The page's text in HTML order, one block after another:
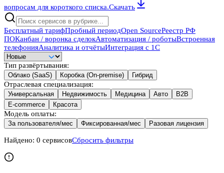
вопросам для короткого списка.Скачать
Бесплатный тарифПробный периодOpen SourceРеестр РФ
ПОКанбан / воронка сделокАвтоматизация / роботыВстроенная
телефонияАналитика и отчётыИнтеграция с 1С
Тип развёртывания:
Облако (SaaS) Коробка (On-premise) Гибрид
Отраслевая специализация:
Универсальная Недвижимость Медицина Авто
B2B
E-commerce
Красота
Модель оплаты:
За пользователя/мес Фиксированная/мес Разовая лицензия
Найдено: 0 сервисовСбросить фильтры